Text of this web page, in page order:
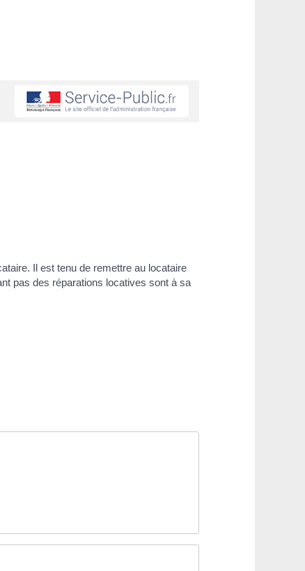
Il est tenu de remettre au locataire
pas des réparations locatives sont à sa